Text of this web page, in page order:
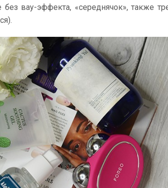
вау-эффекта, «середнячок», также